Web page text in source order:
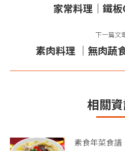
上
篇
文
家常料理｜鐵
下一篇文
下
章
素肉料理 ｜無肉蔬
相關
素食年菜食譜